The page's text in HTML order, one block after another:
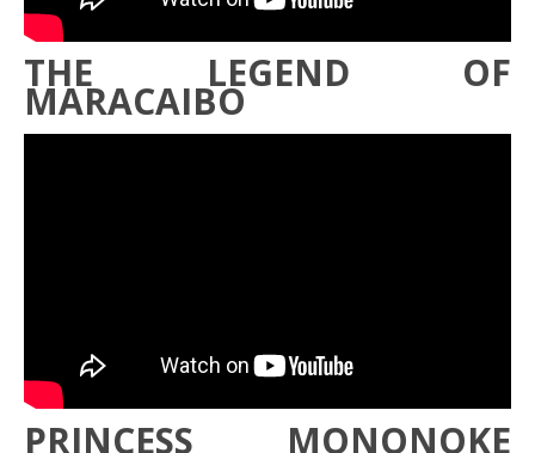
THE LEGEND OF
MARACAIBO
PRINCESS MONONOKE